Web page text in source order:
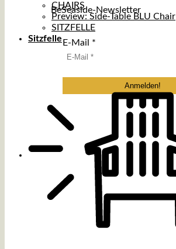
BeSeaside-Newsletter
E-Mail *
CHAIRS
Preview: Side-Table BLU Chair
SITZFELLE
Sitzfelle